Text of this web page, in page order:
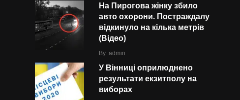
На Пирогова жінку збило
авто охорони. Постраждалу
відкинуло на кілька метрів
(Відео)
By admin
У Вінниці оприлюднено
результати екзитполу на
виборах